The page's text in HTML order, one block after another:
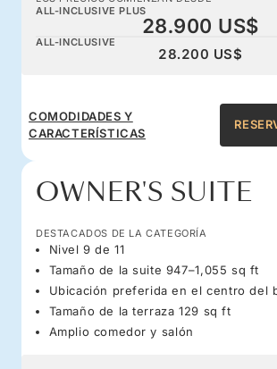
ALL-INCLUSIVE PLUS
28.900 US$
ALL-INCLUSIVE
28.200 US$
COMODIDADES Y
CARACTERÍSTICAS
OWNER'S SUITE
DESTACADOS DE LA CATEGORÍA
Nivel 9 de 11
Tamaño de la suite 947–1,055 sq ft
Ubicación preferida en el centro del
Tamaño de la terraza 129 sq ft
Amplio comedor y salón